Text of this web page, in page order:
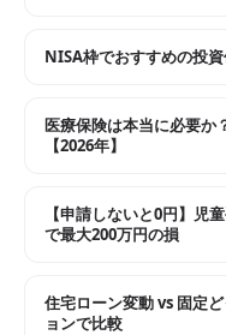
NISA枠でおすすめの投
医療保険は本当に必要か
【2026年】
【申請しないと0円】児
で最大200万円の損
住宅ローン変動 vs 固定
ョンで比較